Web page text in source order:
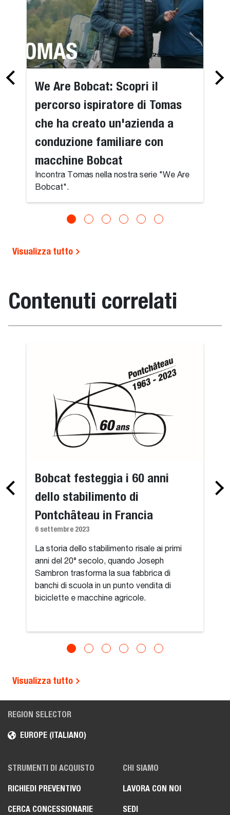
We Are Bobcat: Scopri il
percorso ispiratore di Tomas
che ha creato un'azienda a
conduzione familiare con
macchine Bobcat
Incontra Tomas nella nostra serie "We Are
Bobcat".
Visualizza tutto
Contenuti correlati
Bobcat festeggia i 60 anni
dello stabilimento di
Pontchâteau in Francia
6 settembre 2023
La storia dello stabilimento risale ai primi
anni del 20° secolo, quando Joseph
Sambron trasforma la sua fabbrica di
banchi di scuola in un punto vendita di
biciclette e macchine agricole.
Visualizza tutto
REGION SELECTOR
EUROPE (ITALIANO)
STRUMENTI DI ACQUISTO
RICHIEDI PREVENTIVO
CERCA CONCESSIONARIE
CHI SIAMO
LAVORA CON NOI
SEDI